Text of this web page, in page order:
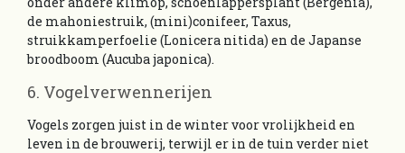
de mahoniestruik, (mini)conifeer, Taxus,
struikkamperfoelie (Lonicera nitida) en de Japanse
broodboom (Aucuba japonica).
6. Vogelverwennerijen
Vogels zorgen juist in de winter voor vrolijkheid en
leven in de brouwerij, terwijl er in de tuin verder niet